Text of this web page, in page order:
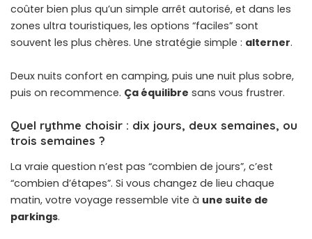
coûter bien plus qu’un simple arrêt autorisé, et dans les
zones ultra touristiques, les options “faciles” sont
souvent les plus chères. Une stratégie simple : alterner.
Deux nuits confort en camping, puis une nuit plus sobre,
puis on recommence. Ça équilibre sans vous frustrer.
Quel rythme choisir : dix jours, deux semaines, ou
trois semaines ?
La vraie question n’est pas “combien de jours”, c’est
“combien d’étapes”. Si vous changez de lieu chaque
matin, votre voyage ressemble vite à une suite de
parkings.